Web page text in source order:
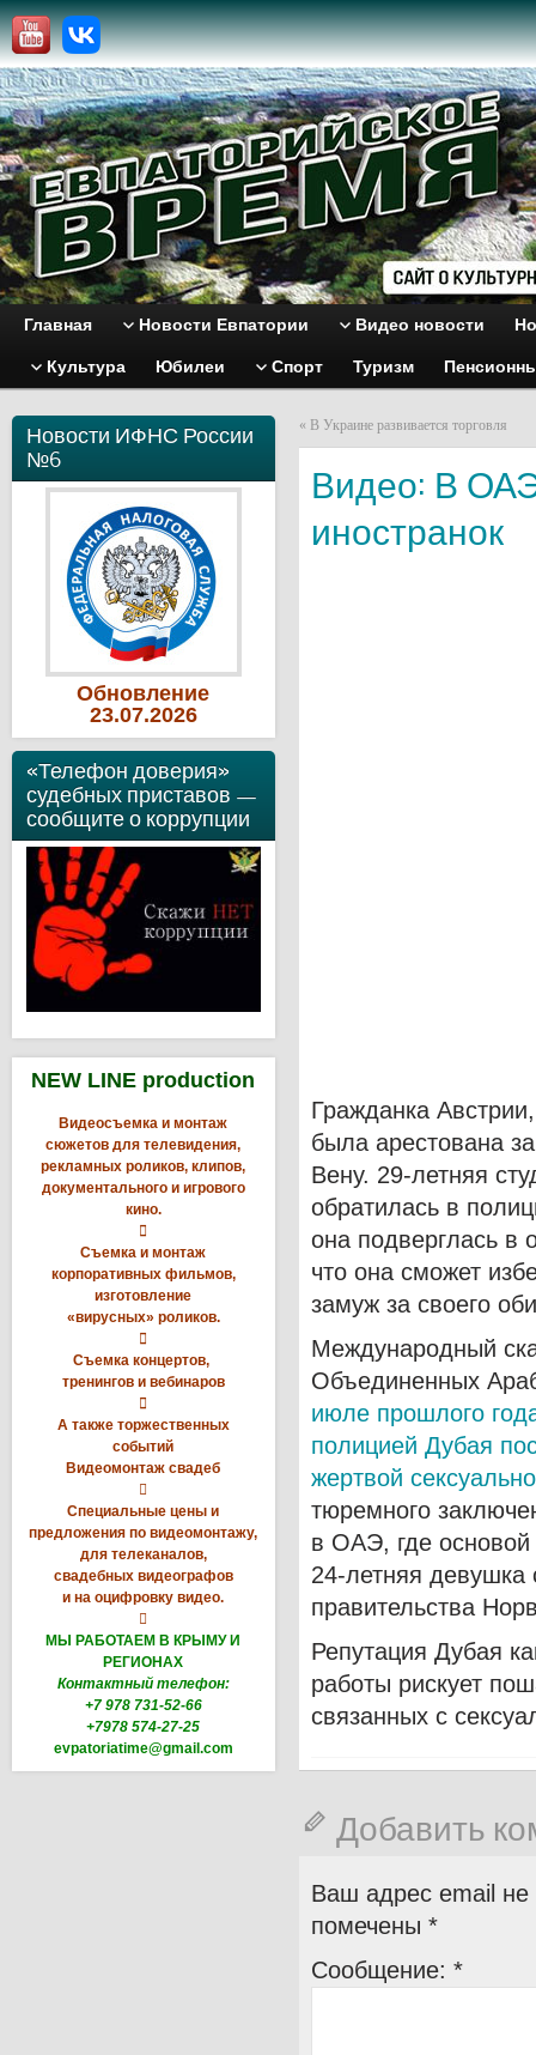
Главная Новости Евпатории Видео новости
Культура Юбилеи Спорт Туризм
Новости ИФНС России
№6
Обновление
23.07.2026
«Телефон доверия»
судебных приставов —
сообщите о коррупции
NEW LINE production
Видеосъемка и монтаж
сюжетов для телевидения,
рекламных роликов, клипов,
документального и игрового
кино.

Съемка и монтаж
корпоративных фильмов,
изготовление
«вирусных» роликов.

Съемка концертов,
тренингов и вебинаров

А также торжественных
событий
Видеомонтаж свадеб

Специальные цены и
предложения по видеомонтажу,
для телеканалов,
свадебных видеографов
и на оцифровку видео.

МЫ РАБОТАЕМ В КРЫМУ И
РЕГИОНАХ
Контактный телефон:
+7 978 731-52-66
+7978 574-27-25
evpatoriatime@gmail.com
« В Украине развивается торговля
Видео: В
иностранок
Гражданка
была арестована
Вену. 29-летняя
обратилась в
она подверглась в
что она сможет
замуж за своего
Международный
Объединенных
июле прошлого
полицией Дубая
жертвой
тюремного
в ОАЭ, где основой
24-летняя девушка
правительства
Репутация Дубая
работы рискует
связанных с
Добавить
Ваш адрес email не
помечены *
Сообщение: *